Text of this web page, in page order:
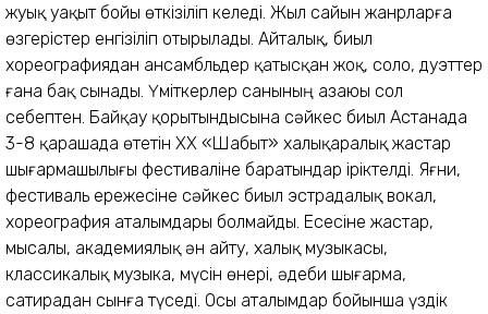
жуық уақыт бойы өткізіліп келеді. Жыл сайын жанрларға
өзгерістер енгізіліп отырылады. Айталық, биыл
хореографиядан ансамбльдер қатысқан жоқ, соло, дуэттер
ғана бақ сынады. Үміткерлер санының азаюы сол
себептен. Байқау қорытындысына сәйкес биыл Астанада
3-8 қарашада өтетін ХХ «Шабыт» халықаралық жастар
шығармашылығы фестиваліне баратындар іріктелді. Яғни,
фестиваль ережесіне сәйкес биыл эстрадалық вокал,
хореография аталымдары болмайды. Есесіне жастар,
мысалы, академиялық ән айту, халық музыкасы,
классикалық музыка, мүсін өнері, әдеби шығарма,
сатирадан сынға түседі. Осы аталымдар бойынша үздік